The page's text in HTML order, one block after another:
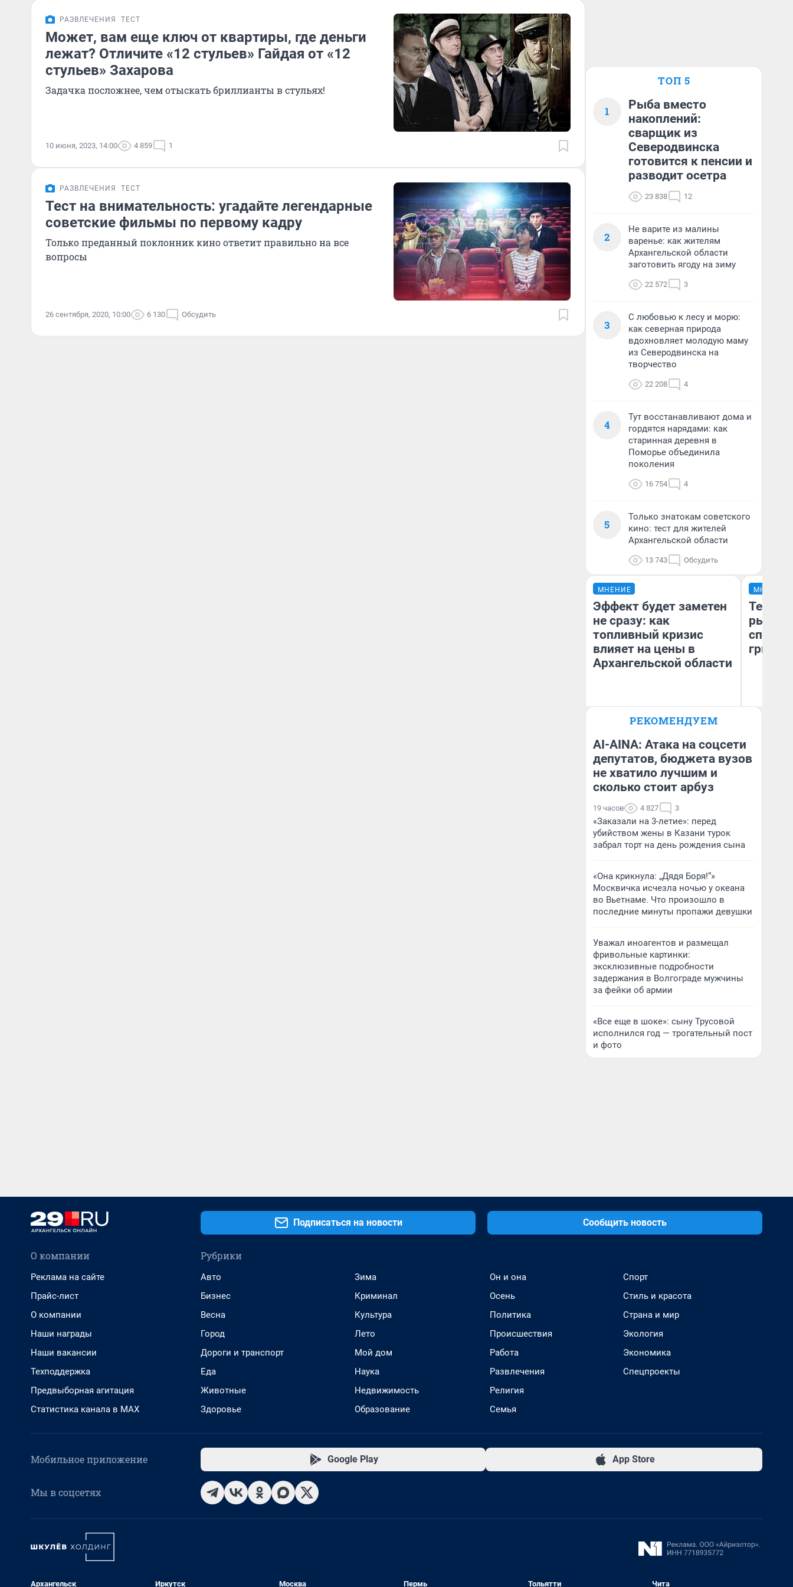
РАЗВЛЕЧЕНИЯ ТЕСТ
Может, вам еще ключ от квартиры, где деньги
лежат? Отличите «12 стульев» Гайдая от «12
стульев» Захарова
Задачка посложнее, чем отыскать бриллианты в стульях!
10 июня, 2023, 14:00 4 859 1
РАЗВЛЕЧЕНИЯ ТЕСТ
Тест на внимательность: угадайте легендарные
советские фильмы по первому кадру
Только преданный поклонник кино ответит правильно на все
вопросы
26 сентября, 2020, 10:00 6 130 Обсудить
ТОП 5
1
Рыба вместо
накоплений:
сварщик из
Северодвинска
готовится к пенсии и
разводит осетра
23 838 12
2
Не варите из малины
варенье: как жителям
Архангельской области
заготовить ягоду на зиму
22 572 3
3
С любовью к лесу и морю:
как северная природа
вдохновляет молодую маму
из Северодвинска на
творчество
22 208 4
4
Тут восстанавливают дома и
гордятся нарядами: как
старинная деревня в
Поморье объединила
поколения
16 754 4
5
Только знатокам советского
кино: тест для жителей
Архангельской области
13 743 Обсудить
МНЕНИЕ
Эффект будет заметен
не сразу: как
топливный кризис
влияет на цены в
Архангельской области
Дмитрий Алексеев
МНЕНИЕ
способ
РЕКОМЕНДУЕМ
AI-AINA: Атака на соцсети
депутатов, бюджета вузов
не хватило лучшим и
сколько стоит арбуз
19 часов 4 827 3
«Заказали на 3-летие»: перед
убийством жены в Казани турок
забрал торт на день рождения сына
«Она крикнула: „Дядя Боря!“»
Москвичка исчезла ночью у океана
во Вьетнаме. Что произошло в
последние минуты пропажи девушки
Уважал иноагентов и размещал
фривольные картинки:
эксклюзивные подробности
задержания в Волгограде мужчины
за фейки об армии
«Все еще в шоке»: сыну Трусовой
исполнился год — трогательный пост
и фото
Подписаться на новости Сообщить новость
О компании
Реклама на сайте
Прайс-лист
О компании
Наши награды
Наши вакансии
Техподдержка
Предвыборная агитация
Статистика канала в MAX
Рубрики
Авто
Бизнес
Весна
Город
Дороги и транспорт
Еда
Животные
Здоровье
Зима
Криминал
Культура
Лето
Мой дом
Наука
Недвижимость
Образование
Он и она
Осень
Политика
Происшествия
Работа
Развлечения
Религия
Семья
Спорт
Стиль и красота
Страна и мир
Экология
Экономика
Спецпроекты
Мобильное приложение Google Play App Store
Мы в соцсетях
Архангельск Иркутск Москва Пермь Тольятти Чита